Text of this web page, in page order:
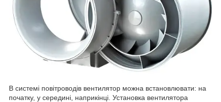
В системі повітроводів вентилятор можна встановлювати: на
початку, у середині, наприкінці. Установка вентилятора